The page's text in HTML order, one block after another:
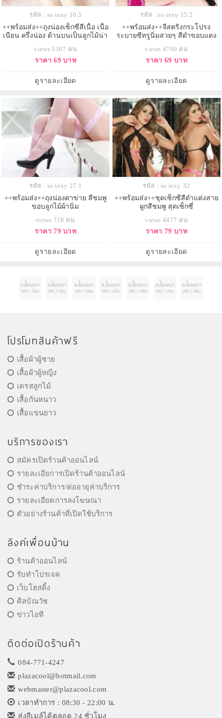
รหัส : so sexy 10.5
++พร้อมส่ง++ถุงน่องเซ็กซี่สีเนื้อ เนื้อ
เนียน ครึ่งน่อง ด้านบนเป็นลูกไม้น่า
views 5307 คน
ราคา 69 บาท
ดูรายละเอียด
รหัส : so sexy 15.2
++พร้อมส่ง++จีสตริงกระโปรง
ระบายซีทรูนิ่มสวยๆ สีดำขอบแดง
views 4700 คน
ราคา 69 บาท
ดูรายละเอียด
รหัส : so sexy 27.1
++พร้อมส่ง++ถุงน่องตาข่าย สีชมพู
ขอบลูกไม้ผ้านิ่ม
views 718 คน
ราคา 79 บาท
ดูรายละเอียด
รหัส : so sexy 32
++พร้อมส่ง++ชุดเซ็กซี่สีดำแต่งสาย
ผูกสีชมพู สุดเซ็กซี่
views 4477 คน
ราคา 79 บาท
ดูรายละเอียด
โปรโมทสินค้าฟรี
เสื้อผ้าผู้ชาย
เสื้อผ้าผู้หญิง
เดรสลูกไม้
เสื้อกันหนาว
เสื้อแขนยาว
บริการของเรา
สมัครเปิดร้านค้าออนไลน์
รายละเอียการเปิดร้านค้าออนไลน์
ชำระค่าบริการ/ต่ออายุค่าบริการ
รายละเอียดการลงโฆษณา
ตัวอย่างร้านค้าที่เปิดใช้บริการ
ลิงค์เพื่อนบ้าน
ร้านค้าออนไลน์
รับทำโปรเจค
เว็บโฮสติ้ง
ศิลป์ณวัช
ข่าวไอที
ติดต่อเปิดร้านค้า
084-771-4247
plazacool@hotmail.com
webmaster@plazacool.com
เวลาทำการ : 08:30 - 22:00 น.
ส่งอีเมล์ได้ตลอด 24 ชั่วโมง